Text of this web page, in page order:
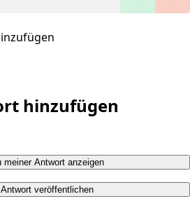
hinzufügen
meiner Antwort anzeigen
veröffentlichen